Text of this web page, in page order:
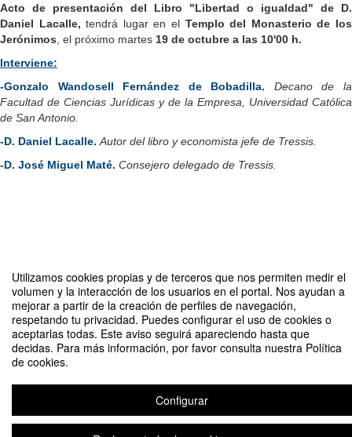
Utilizamos cookies propias y de terceros que nos permiten medir el
volumen y la interacción de los usuarios en el portal. Nos ayudan a
mejorar a partir de la creación de perfiles de navegación,
respetando tu privacidad. Puedes configurar el uso de cookies o
aceptarlas todas. Este aviso seguirá apareciendo hasta que
decidas. Para más información, por favor consulta nuestra Política
de cookies.
Configurar
Acto de presentación del Libro "Libertad o igualdad" de D.
Daniel Lacalle,tendrá lugar en el Templo del Monasterio de los
Jerónimos , el próximo martes 19 de octubre a las 10'00 h.
Interviene:
-Gonzalo Wandosell Fernández de Bobadilla.
Decano de la
Facultad de Ciencias Jurídicas y de la Empresa, Universidad Católica
de San Antonio.
-D. Daniel Lacalle. Autor del libro y economista jefe de Tressis.
-D. José Miguel Maté. Consejero delegado de Tressis.
Compartir por email